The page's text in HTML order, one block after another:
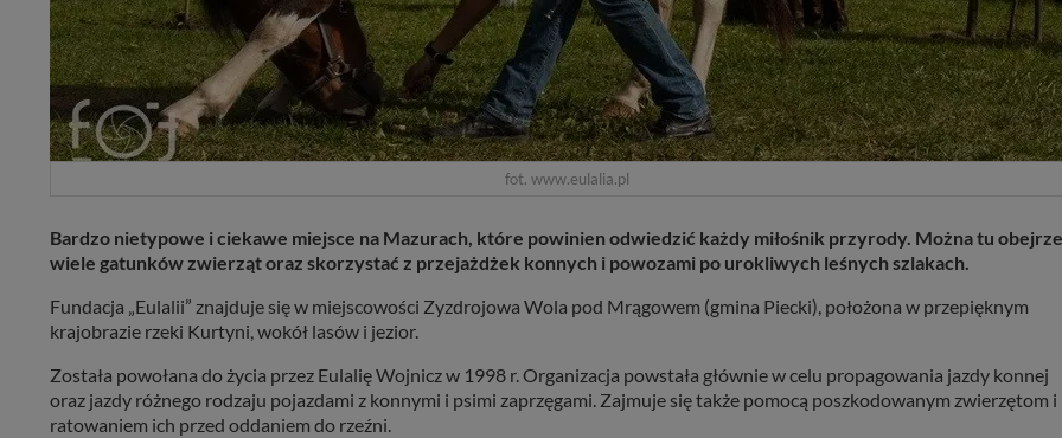
fot. www.eulalia.pl
Bardzo nietypowe i ciekawe miejsce na Mazurach, które powinien odwiedzić każdy miłośnik przyrody. Można tu
wiele gatunków zwierząt oraz skorzystać z przejażdżek konnych i powozami po urokliwych leśnych szlakach.
Fundacja „Eulalii” znajduje się w miejscowości Zyzdrojowa Wola pod Mrągowem (gmina Piecki), położona w przepięknym
krajobrazie rzeki Kurtyni, wokół lasów i jezior.
Została powołana do życia przez Eulalię Wojnicz w 1998 r. Organizacja powstała głównie w celu propagowania jazdy konnej
oraz jazdy różnego rodzaju pojazdami z konnymi i psimi zaprzęgami. Zajmuje się także pomocą poszkodowanym zwierzętom i
ratowaniem ich przed oddaniem do rzeźni.